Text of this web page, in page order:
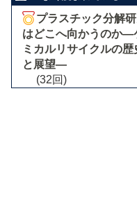
プラスチック分解
はどこへ向かうのか―
ミカルリサイクルの歴
と展望―
(32回)